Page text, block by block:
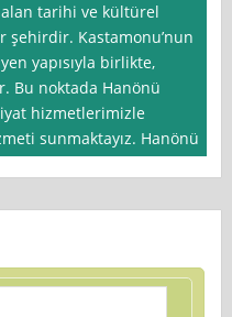
tarihi ve kültürel
Kastamonu’nun
yapısıyla birlikte,
Bu noktada Hanönü
hizmetlerimizle
sunmaktayız. Hanönü